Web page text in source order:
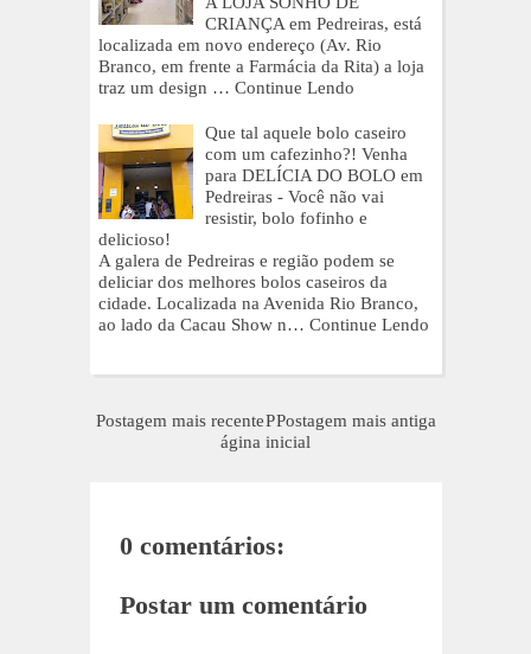
CRIANÇA em Pedreiras, está
localizada em novo endereço (Av. Rio
Branco, em frente a Farmácia da Rita) a loja
traz um design … Continue Lendo
Que tal aquele bolo caseiro
com um cafezinho?! Venha
para DELÍCIA DO BOLO em
Pedreiras - Você não vai
resistir, bolo fofinho e
delicioso!
A galera de Pedreiras e região podem se
deliciar dos melhores bolos caseiros da
cidade. Localizada na Avenida Rio Branco,
ao lado da Cacau Show n… Continue Lendo
Postagem mais recente Postagem mais antiga
P
ágina inicial
0 comentários:
Postar um comentário